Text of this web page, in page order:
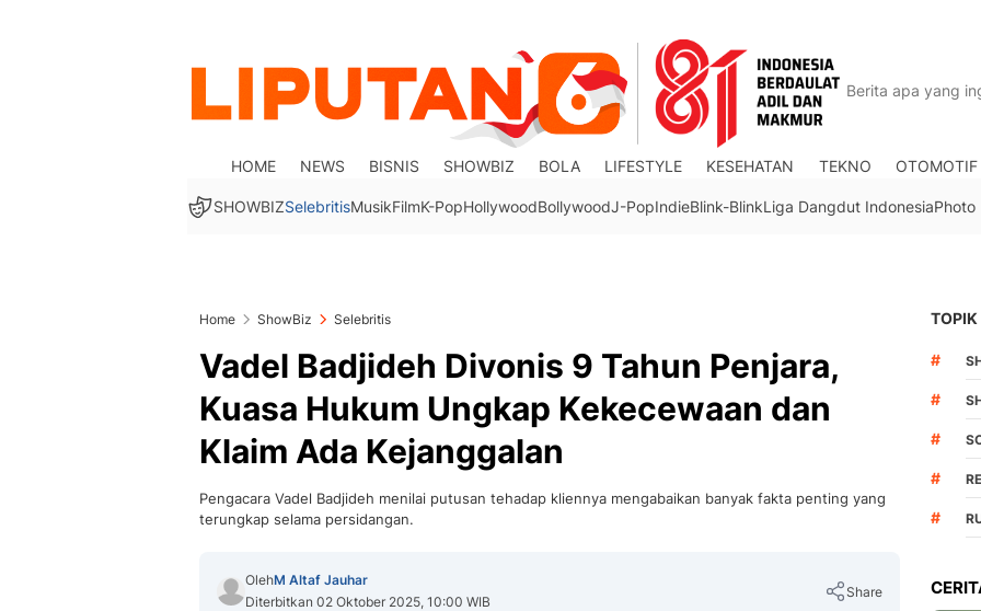
HOME NEWS BISNIS SHOWBIZ BOLA LIFESTYLE KESEHATAN TEKNO OTOMOTIF
SHOWBIZSelebritisMusikFilmK-PopHollywoodBollywoodJ-PopIndieBlink-BlinkLiga Dangdut IndonesiaPhoto
Home ShowBiz Selebritis
Vadel Badjideh Divonis 9 Tahun Penjara,
Kuasa Hukum Ungkap Kekecewaan dan
Klaim Ada Kejanggalan
Pengacara Vadel Badjideh menilai putusan tehadap kliennya mengabaikan banyak fakta penting yang
terungkap selama persidangan.
OlehM Altaf Jauhar
Diterbitkan 02 Oktober 2025, 10:00 WIB
Share
TOPIK
#
#
#
#
#